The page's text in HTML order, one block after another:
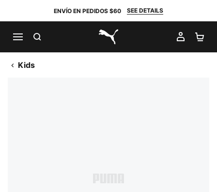
ENVÍO EN PEDIDOS $60 SEE DETAILS
PUMA.com
MI
Kids